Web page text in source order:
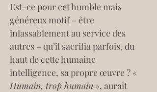
Est-ce pour cet humble mais
généreux motif – être
inlassablement au service des
autres – qu’il sacrifia parfois, du
haut de cette humaine
intelligence, sa propre œuvre ? «
Humain, trop humain », aurait